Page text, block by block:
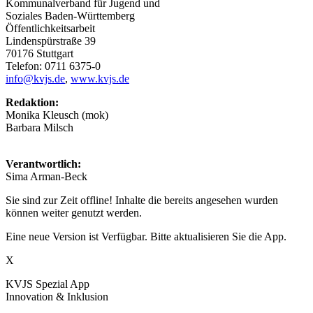
Kommunalverband für Jugend und
Soziales Baden-Württemberg
Öffentlichkeitsarbeit
Lindenspürstraße 39
70176 Stuttgart
Telefon: 0711 6375-0
info@kvjs.de, www.kvjs.de
Redaktion:
Monika Kleusch (mok)
Barbara Milsch
Verantwortlich:
Sima Arman-Beck
Sie sind zur Zeit offline! Inhalte die bereits angesehen wurden
können weiter genutzt werden.
Eine neue Version ist Verfügbar. Bitte aktualisieren Sie die App.
X
KVJS Spezial App
Innovation & Inklusion